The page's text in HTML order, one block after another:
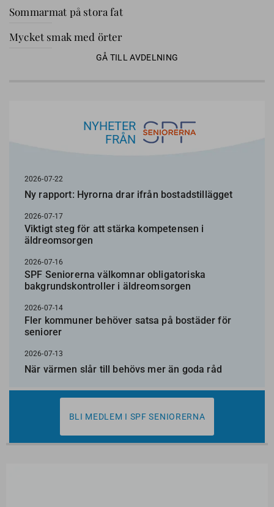
Sommarmat på stora fat
Mycket smak med örter
GÅ TILL AVDELNING
NYHETER
FRÅN
2026-07-22
Ny rapport: Hyrorna drar ifrån bostadstillägget
2026-07-17
Viktigt steg för att stärka kompetensen i
äldreomsorgen
2026-07-16
SPF Seniorerna välkomnar obligatoriska
bakgrundskontroller i äldreomsorgen
2026-07-14
Fler kommuner behöver satsa på bostäder för
seniorer
2026-07-13
När värmen slår till behövs mer än goda råd
BLI MEDLEM I SPF SENIORERNA